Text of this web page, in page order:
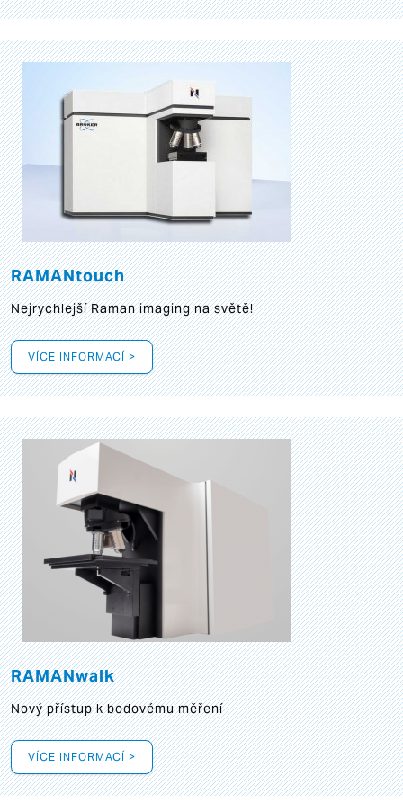
RAMANtouch
Nejrychlejší Raman imaging na světě!
VÍCE INFORMACÍ >
RAMANwalk
Nový přístup k bodovému měření
VÍCE INFORMACÍ >